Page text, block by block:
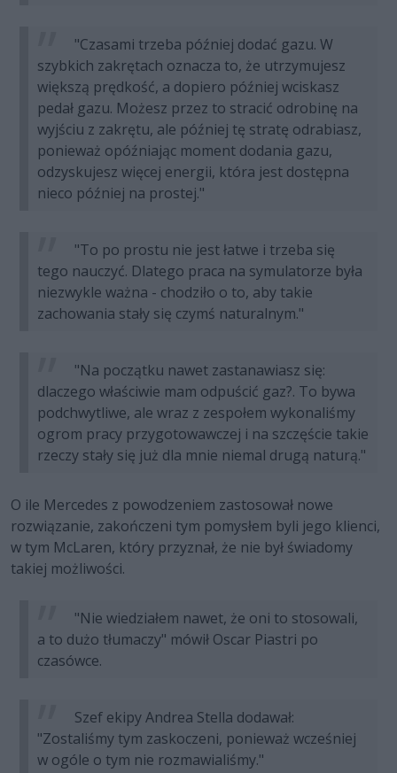
"Czasami trzeba później dodać gazu. W
szybkich zakrętach oznacza to, że utrzymujesz
większą prędkość, a dopiero później wciskasz
pedał gazu. Możesz przez to stracić odrobinę na
wyjściu z zakrętu, ale później tę stratę odrabiasz,
ponieważ opóźniając moment dodania gazu,
odzyskujesz więcej energii, która jest dostępna
nieco później na prostej."
"To po prostu nie jest łatwe i trzeba się
tego nauczyć. Dlatego praca na symulatorze była
niezwykle ważna - chodziło o to, aby takie
zachowania stały się czymś naturalnym."
"Na początku nawet zastanawiasz się:
dlaczego właściwie mam odpuścić gaz?. To bywa
podchwytliwe, ale wraz z zespołem wykonaliśmy
ogrom pracy przygotowawczej i na szczęście takie
rzeczy stały się już dla mnie niemal drugą naturą."
O ile Mercedes z powodzeniem zastosował nowe
rozwiązanie, zakończeni tym pomysłem byli jego klienci,
w tym McLaren, który przyznał, że nie był świadomy
takiej możliwości.
"Nie wiedziałem nawet, że oni to stosowali,
a to dużo tłumaczy" mówił Oscar Piastri po
czasówce.
Szef ekipy Andrea Stella dodawał:
"Zostaliśmy tym zaskoczeni, ponieważ wcześniej
w ogóle o tym nie rozmawialiśmy."